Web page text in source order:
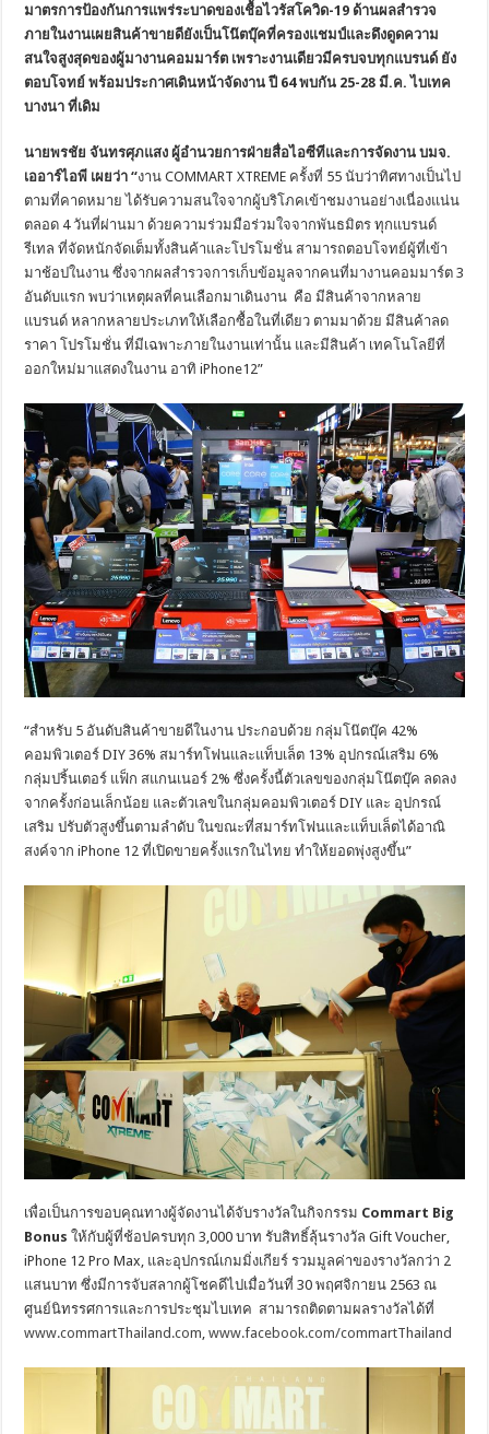
มาตรการป้องกันการแพร่ระบาดของเชื้อไวรัสโควิด-19 ด้านผลสำรวจ
ภายในงานเผยสินค้าขายดียังเป็นโน๊ตบุ๊คที่ครองแชมป์และดึงดูดความ
สนใจสูงสุดของผู้มางานคอมมาร์ต เพราะงานเดียวมีครบจบทุกแบรนด์ ยัง
ตอบโจทย์ พร้อมประกาศเดินหน้าจัดงาน ปี 64 พบกัน 25-28 มี.ค. ไบเทค
บางนา ที่เดิม
นายพรชัย จันทรศุภแสง ผู้อำนวยการฝ่ายสื่อไอซีทีและการจัดงาน บมจ.
เออาร์ไอพี เผยว่า “งาน COMMART XTREME ครั้งที่ 55 นับว่าทิศทางเป็นไป
ตามที่คาดหมาย ได้รับความสนใจจากผู้บริโภคเข้าชมงานอย่างเนื่องแน่น
ตลอด 4 วันที่ผ่านมา ด้วยความร่วมมือร่วมใจจากพันธมิตร ทุกแบรนด์
รีเทล ที่จัดหนักจัดเต็มทั้งสินค้าและโปรโมชั่น สามารถตอบโจทย์ผู้ที่เข้า
มาช้อปในงาน ซึ่งจากผลสำรวจการเก็บข้อมูลจากคนที่มางานคอมมาร์ต 3
อันดับแรก พบว่าเหตุผลที่คนเลือกมาเดินงาน คือ มีสินค้าจากหลาย
แบรนด์ หลากหลายประเภทให้เลือกซื้อในที่เดียว ตามมาด้วย มีสินค้าลด
ราคา โปรโมชั่น ที่มีเฉพาะภายในงานเท่านั้น และมีสินค้า เทคโนโลยีที่
ออกใหม่มาแสดงในงาน อาทิ iPhone12”
“สำหรับ 5 อันดับสินค้าขายดีในงาน ประกอบด้วย กลุ่มโน๊ตบุ๊ค 42%
คอมพิวเตอร์ DIY 36% สมาร์ทโฟนและแท็บเล็ต 13% อุปกรณ์เสริม 6%
กลุ่มปริ้นเตอร์ แฟ็ก สแกนเนอร์ 2% ซึ่งครั้งนี้ตัวเลขของกลุ่มโน๊ตบุ๊ค ลดลง
จากครั้งก่อนเล็กน้อย และตัวเลขในกลุ่มคอมพิวเตอร์ DIY และ อุปกรณ์
เสริม ปรับตัวสูงขึ้นตามลำดับ ในขณะที่สมาร์ทโฟนและแท็บเล็ตได้อาณิ
สงค์จาก iPhone 12 ที่เปิดขายครั้งแรกในไทย ทำให้ยอดพุ่งสูงขึ้น”
เพื่อเป็นการขอบคุณทางผู้จัดงานได้จับรางวัลในกิจกรรม Commart Big
Bonus ให้กับผู้ที่ช้อปครบทุก 3,000 บาท รับสิทธิ์ลุ้นรางวัล Gift Voucher,
iPhone 12 Pro Max, และอุปกรณ์เกมมิ่งเกียร์ รวมมูลค่าของรางวัลกว่า 2
แสนบาท ซึ่งมีการจับสลากผู้โชคดีไปเมื่อวันที่ 30 พฤศจิกายน 2563 ณ
ศูนย์นิทรรศการและการประชุมไบเทค สามารถติดตามผลรางวัลได้ที่
www.commartThailand.com ,www.facebook.com/commartThailand